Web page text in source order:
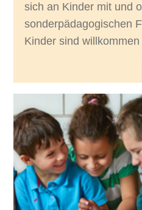
sich an Kinder mit und
sonderpädagogischen
Kinder sind